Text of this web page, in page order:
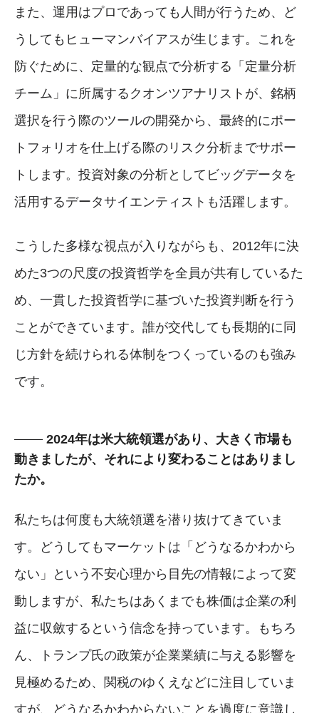
また、運用はプロであっても人間が行うため、ど
うしてもヒューマンバイアスが生じます。これを
防ぐために、定量的な観点で分析する「定量分析
チーム」に所属するクオンツアナリストが、銘柄
選択を行う際のツールの開発から、最終的にポー
トフォリオを仕上げる際のリスク分析までサポー
トします。投資対象の分析としてビッグデータを
活用するデータサイエンティストも活躍します。
こうした多様な視点が入りながらも、2012年に決
めた3つの尺度の投資哲学を全員が共有しているた
め、一貫した投資哲学に基づいた投資判断を行う
ことができています。誰が交代しても長期的に同
じ方針を続けられる体制をつくっているのも強み
です。
2024年は米大統領選があり、大きく市場も
動きましたが、それにより変わることはありまし
たか。
私たちは何度も大統領選を潜り抜けてきていま
す。どうしてもマーケットは「どうなるかわから
ない」という不安心理から目先の情報によって変
動しますが、私たちはあくまでも株価は企業の利
益に収斂するという信念を持っています。もちろ
ん、トランプ氏の政策が企業業績に与える影響を
見極めるため、関税のゆくえなどに注目していま
すが、どうなるかわからないことを過度に意識し